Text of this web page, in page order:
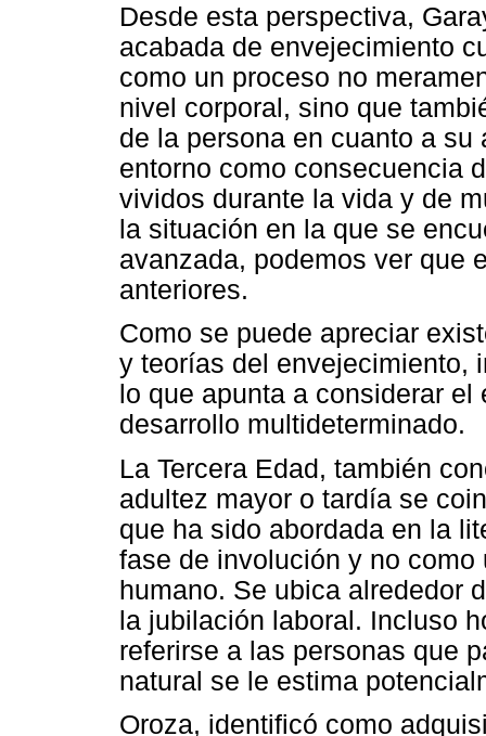
Desde esta perspectiva,
acabada de envejecimiento
como un proceso no
nivel corporal, sino que
de la persona en cuanto a
entorno como consecuencia
vividos durante la vida y de
la situación en la que se
avanzada, podemos ver que
anteriores.
Como se puede apreciar
y teorías del envejecimiento,
lo que apunta a considerar
desarrollo multideterminado.
La Tercera Edad, también
adultez mayor o tardía se
que ha sido abordada en la
fase de involución y no
humano. Se ubica alrededor
la jubilación laboral. Incluso
referirse a las personas que
natural se le estima
Oroza, identificó como